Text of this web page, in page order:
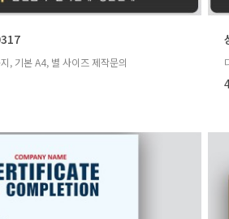
, 기본 A4, 별 사이즈 제작문의